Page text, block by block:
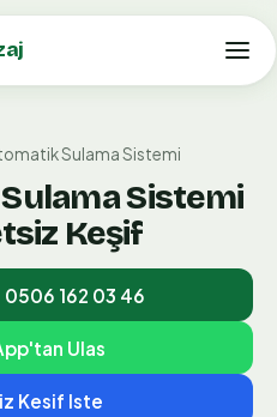
Sulama Sistemi
Sistemi
Keşif
162 03 46
Ulas
Kesif Iste